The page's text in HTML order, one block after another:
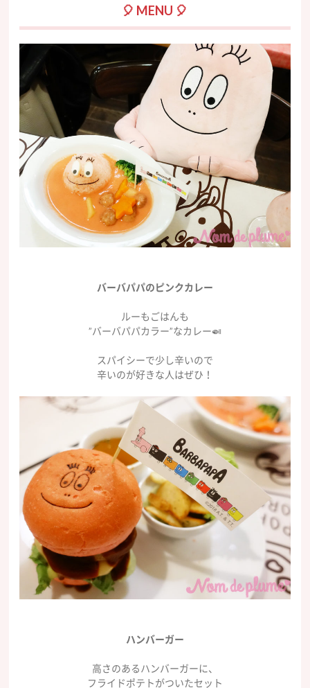
🎈 MENU 🎈
バーバパパのピンクカレー
ルーもごはんも
”バーバパパカラー”なカレー🍛
スパイシーで少し辛いので
辛いのが好きな人はぜひ！
ハンバーガー
高さのあるハンバーガーに、
フライドポテトがついたセット